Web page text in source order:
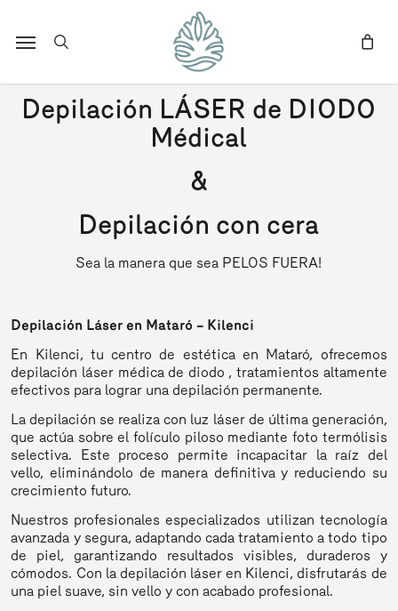
main
Depilación LÁSER de DIODO
Médical
&
Depilación con cera
Sea la manera que sea PELOS FUERA!
Depilación Láser en Mataró – Kilenci
En Kilenci, tu centro de estética en Mataró, ofrecemos
depilación láser médica de diodo , tratamientos altamente
efectivos para lograr una depilación permanente.
La depilación se realiza con luz láser de última generación,
que actúa sobre el folículo piloso mediante foto termólisis
selectiva. Este proceso permite incapacitar la raíz del
vello, eliminándolo de manera definitiva y reduciendo su
crecimiento futuro.
Nuestros profesionales especializados utilizan tecnología
avanzada y segura, adaptando cada tratamiento a todo tipo
de piel, garantizando resultados visibles, duraderos y
cómodos. Con la depilación láser en Kilenci, disfrutarás de
una piel suave, sin vello y con acabado profesional.